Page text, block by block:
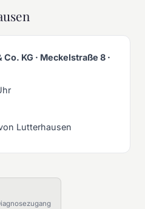
KG · Meckelstraße 8 ·
Lutterhausen